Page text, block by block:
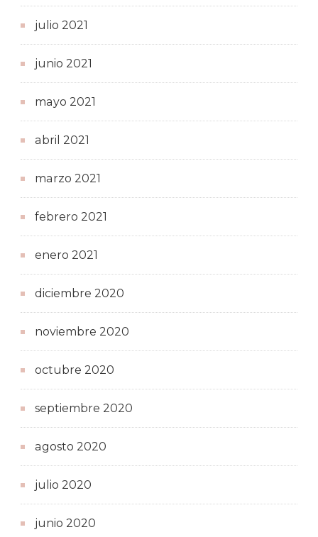
julio 2021
junio 2021
mayo 2021
abril 2021
marzo 2021
febrero 2021
enero 2021
diciembre 2020
noviembre 2020
octubre 2020
septiembre 2020
agosto 2020
julio 2020
junio 2020